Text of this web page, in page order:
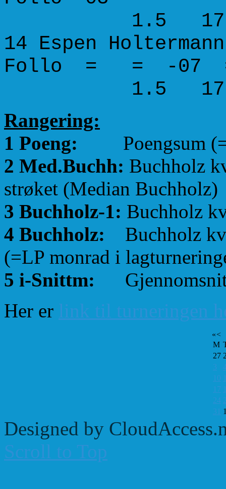
1.5 17.5
14 Espen
Follo =
1.5 17.5
Rangering:
1 Poeng: Poengsum
2 Med.Buchh: Buchholz
strøket (Median Buchholz)
3 Buchholz-1: Buchholz
4 Buchholz: Buchholz
(=LP monrad i
5 i-Snittm:
Her er link til turneringen
«<
M
27
3
10
17
24
31
Designed by
Scroll to Top